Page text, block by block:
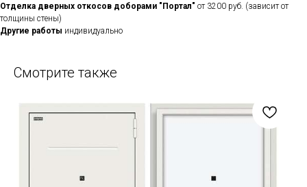
Отделка дверных откосов доборами "Портал" от 3200 руб. (зависит от
толщины стены)
Другие работы индивидуально
Смотрите также